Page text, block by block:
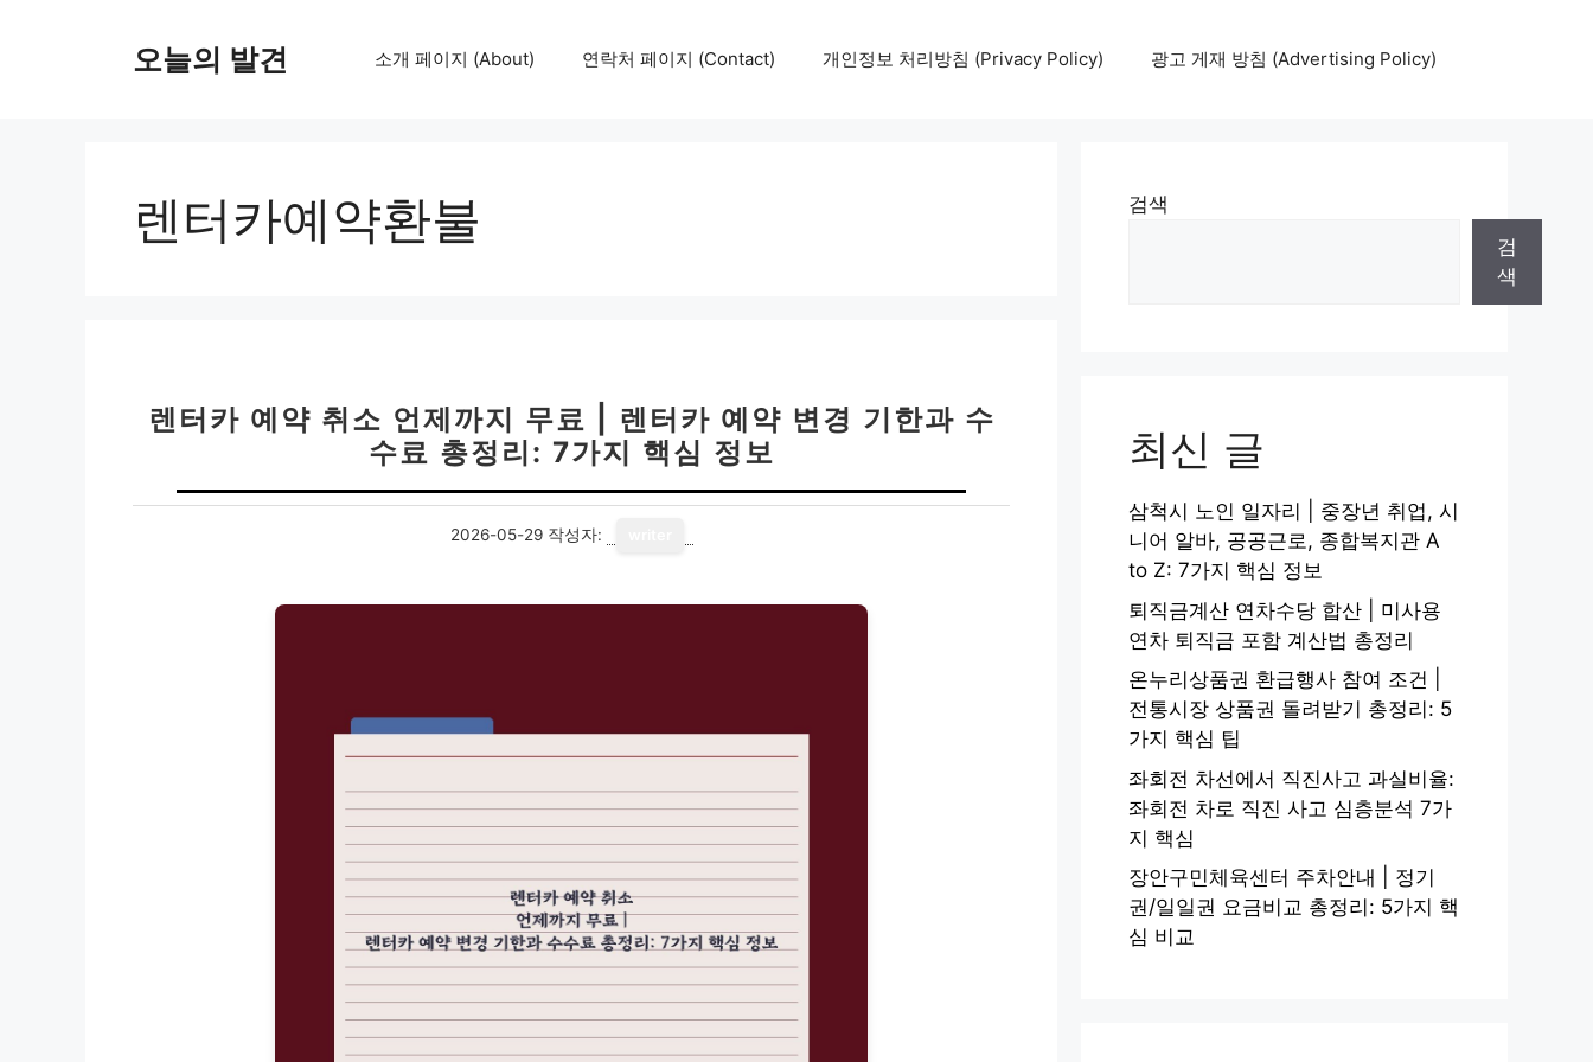
오늘의 발견 소개 페이지 (About) 연락처 페이지 (Contact) 개인정보 처리방침 (Privacy Policy) 광고 게재 방침 (Advertising Policy)
렌터카예약환불
렌터카 예약 취소 언제까지 무료 | 렌터카 예약 변경 기한과 수
수료 총정리: 7가지 핵심 정보
2026-05-29 작성자:
검색
검
색
최신 글
삼척시 노인 일자리 | 중장년 취업, 시
니어 알바, 공공근로, 종합복지관 A
to Z: 7가지 핵심 정보
퇴직금계산 연차수당 합산 | 미사용
연차 퇴직금 포함 계산법 총정리
온누리상품권 환급행사 참여 조건 |
전통시장 상품권 돌려받기 총정리: 5
가지 핵심 팁
좌회전 차선에서 직진사고 과실비율:
좌회전 차로 직진 사고 심층분석 7가
지 핵심
장안구민체육센터 주차안내 | 정기
권/일일권 요금비교 총정리: 5가지 핵
심 비교